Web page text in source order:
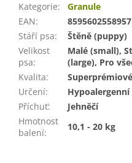
Kategorie:
Granule
EAN:
8595602558957
Stáří psa:
Štěně (puppy)
Velikost
psa:
Malé (small),
(large), Pro
Kvalita:
Superprémiové
Určení:
Hypoalergenní
Příchuť:
Jehněčí
Hmotnost
balení:
10,1 - 20 kg